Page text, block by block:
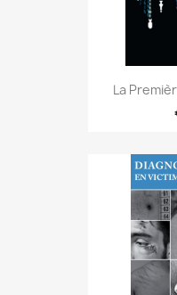
La